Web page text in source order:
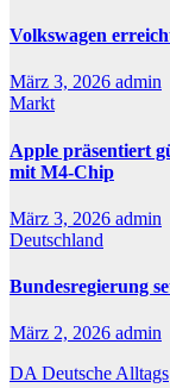
Volkswagen
März 3, 2026 admin
Markt
Apple präsentiert
mit M4-Chip
März 3, 2026 admin
Deutschland
Bundesregierung
März 2, 2026 admin
DA Deutsche Alltags